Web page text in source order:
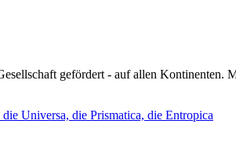
gefördert - auf allen Kontinenten.
Universa, die Prismatica, die Entropica